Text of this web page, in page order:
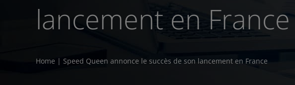
lancement en France
Home | Speed Queen annonce le succès de son lancement en France